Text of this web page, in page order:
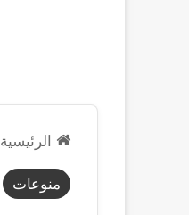
الرئيسية
منوعات